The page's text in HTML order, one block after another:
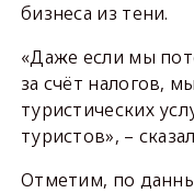
бизнеса из тени.
«Даже если мы
за счёт налогов,
туристических
туристов», –
Отметим, по